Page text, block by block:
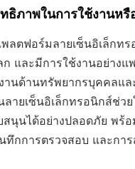
ธิภาพในการใช้งานหรื
ลตฟอร์มลายเซ็นอิเล็กท
ก และมีการใช้งานอย่างแ
นด้านทรัพยากรบุคคลแล
ายเซ็นอิเล็กทรอนิกส์ช่ว
สนุนได้อย่างปลอดภัย พร้
ทึกการตรวจสอบ และกา